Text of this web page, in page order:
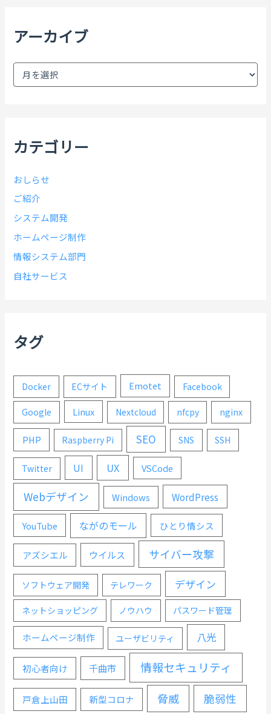
アーカイブ
ア
カテゴリー
おしらせ
ご紹介
システム開発
ホームページ制作
情報システム部門
自社サービス
タグ
Docker ECサイト Emotet Facebook
Google Linux Nextcloud nfcpy nginx
PHP Raspberry Pi SEO SNS SSH
Twitter UI UX VSCode
Webデザイン Windows WordPress
YouTube ながのモール ひとり情シス
アズシエル ウイルス サイバー攻撃
ソフトウェア開発 テレワーク デザイン
ネットショッピング ノウハウ パスワード管理
ホームページ制作 ユーザビリティ 八光
初心者向け 千曲市 情報セキュリティ
戸倉上山田 新型コロナ 脅威 脆弱性